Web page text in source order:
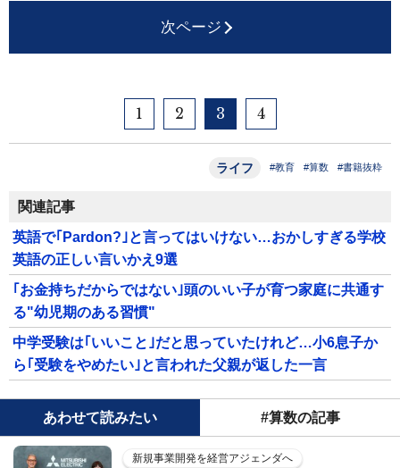
次ページ
1 2 3 4
ライフ #教育 #算数 #書籍抜粋
関連記事
英語で｢Pardon?｣と言ってはいけない…おかしすぎる学校
英語の正しい言いかえ9選
｢お金持ちだからではない｣頭のいい子が育つ家庭に共通す
る"幼児期のある習慣"
中学受験は｢いいこと｣だと思っていたけれど…小6息子か
ら｢受験をやめたい｣と言われた父親が返した一言
あわせて読みたい #算数の記事
新規事業開発を経営アジェンダへ